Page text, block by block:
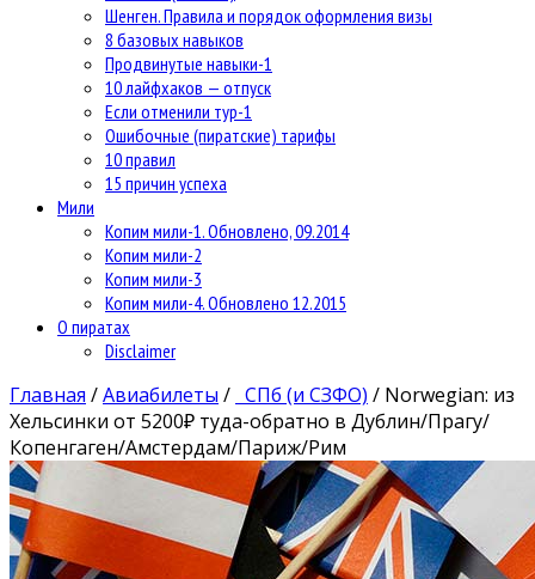
Шенген. Правила и порядок оформления визы
8 базовых навыков
Продвинутые навыки-1
10 лайфхаков — отпуск
Если отменили тур-1
Ошибочные (пиратские) тарифы
10 правил
15 причин успеха
Мили
Копим мили-1. Обновлено, 09.2014
Копим мили-2
Копим мили-3
Копим мили-4. Обновлено 12.2015
О пиратах
Disclaimer
Главная /Авиабилеты / СПб (и СЗФО) / Norwegian: из
Хельсинки от 5200₽ туда-обратно в Дублин/Прагу/
Копенгаген/Амстердам/Париж/Рим